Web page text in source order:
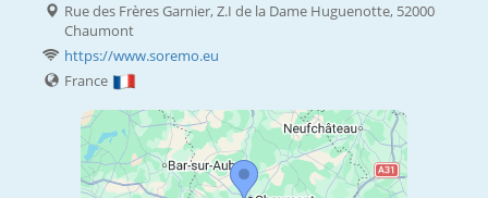
Rue des Frères Garnier, Z.I de la Dame Huguenotte, 52000
Chaumont
https://www.soremo.eu
France